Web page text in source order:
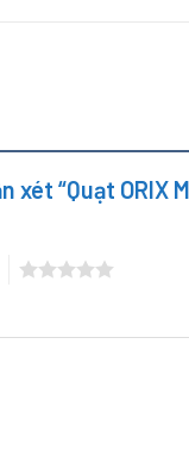
xét “Quạt ORIX